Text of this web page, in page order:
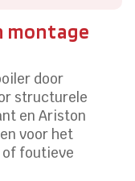
montage
door
structurele
en Ariston
voor het
of foutieve